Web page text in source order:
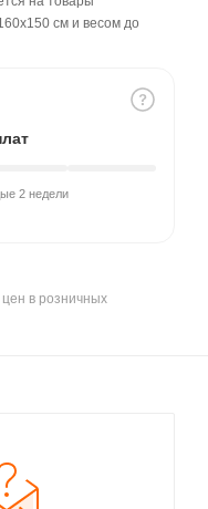
см и весом до
2 недели
в розничных